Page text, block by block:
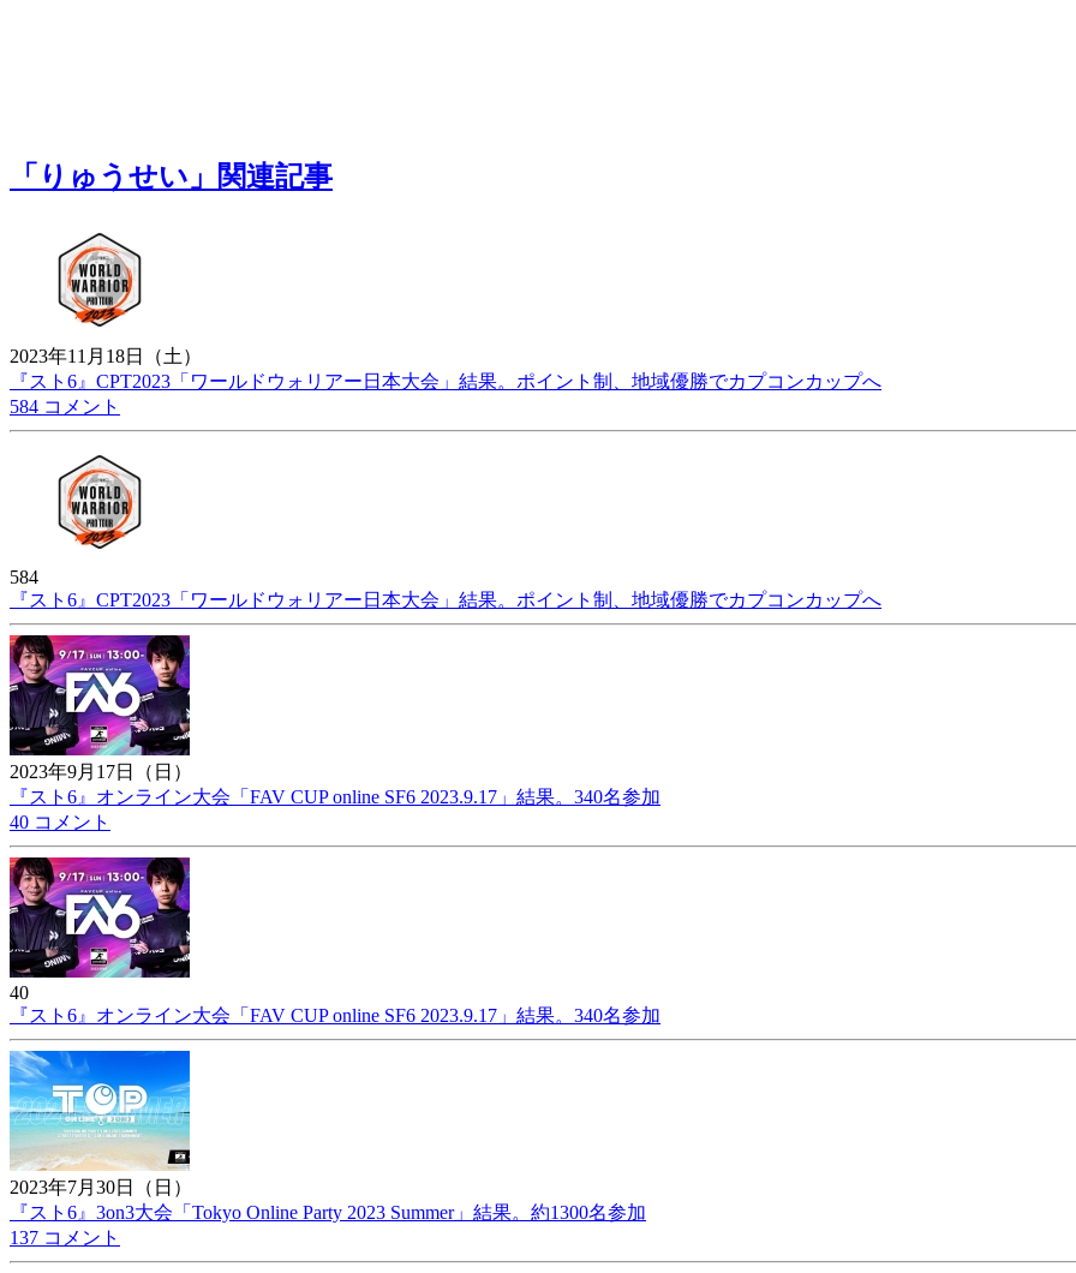
「りゅうせい」関連記事
2023年11月18日（土）
『スト6』CPT2023「ワールドウォリアー日本大会」結果。ポイント制、地域優勝でカプコンカップへ
584 コメント
584
『スト6』CPT2023「ワールドウォリアー日本大会」結果。ポイント制、地域優勝でカプコンカップへ
2023年9月17日（日）
『スト6』オンライン大会「FAV CUP online SF6 2023.9.17」結果。340名参加
40 コメント
40
『スト6』オンライン大会「FAV CUP online SF6 2023.9.17」結果。340名参加
2023年7月30日（日）
『スト6』3on3大会「Tokyo Online Party 2023 Summer」結果。約1300名参加
137 コメント